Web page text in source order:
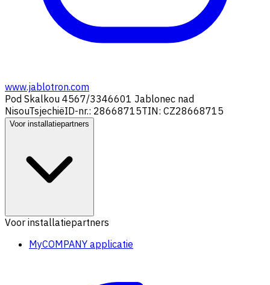
www.jablotron.com
Pod Skalkou 4567/3346601 Jablonec nad
NisouTsjechiëID-nr.: 28668715TIN: CZ28668715
Voor installatiepartners
Voor installatiepartners
MyCOMPANY applicatie